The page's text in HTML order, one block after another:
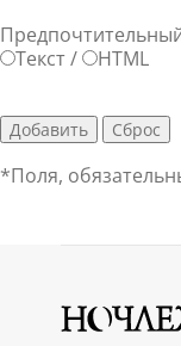
Текст/ HTML
*Поля,